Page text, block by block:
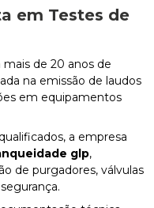
em Testes de
de 20 anos de
na emissão de laudos
em equipamentos
a empresa
glp,
de purgadores, válvulas